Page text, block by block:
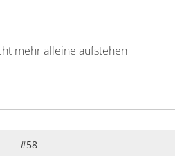
mehr alleine aufstehen
#58